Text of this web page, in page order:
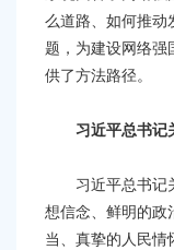
么道路、如何推动
题，为建设网络强
供了方法路径。
习近平总书记
习近平总书记关
想信念、鲜明的政
当、真挚的人民情